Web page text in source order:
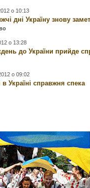
о 10:13
дні Україну знову
о 13:28
до України прийде
о 09:02
в Україні справжня спека